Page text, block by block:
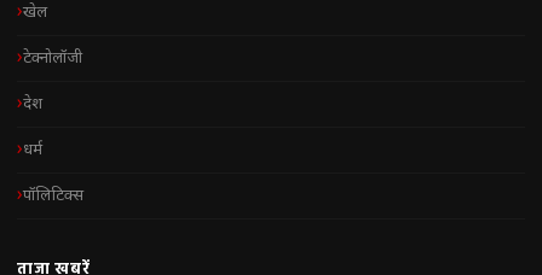
खेल
टेक्नोलॉजी
देश
धर्म
पॉलिटिक्स
ताज़ा खबरें